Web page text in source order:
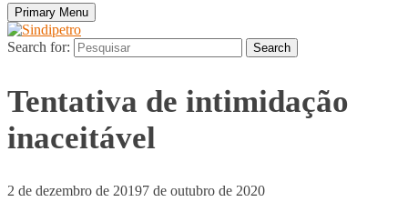
Primary Menu
Search for: Search
Tentativa de intimidação
inaceitável
2 de dezembro de 20197 de outubro de 2020